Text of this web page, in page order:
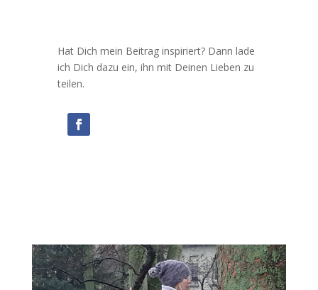
Hat Dich mein Beitrag inspiriert? Dann lade
ich Dich dazu ein, ihn mit Deinen Lieben zu
teilen.